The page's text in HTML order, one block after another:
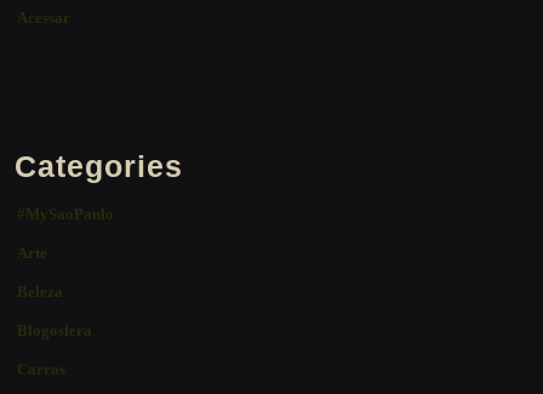
Acessar
Categories
#MySaoPaulo
Arte
Beleza
Blogosfera
Carros